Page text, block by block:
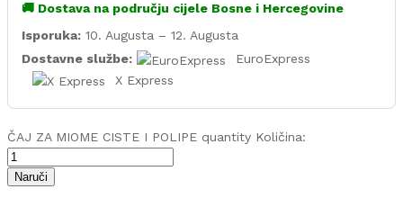
🚚 Dostava na području cijele Bosne i Hercegovine
Isporuka: 10. Augusta – 12. Augusta
Dostavne službe:
EuroExpress
X Express
ČAJ ZA MIOME CISTE I POLIPE quantity Količina:
Naruči